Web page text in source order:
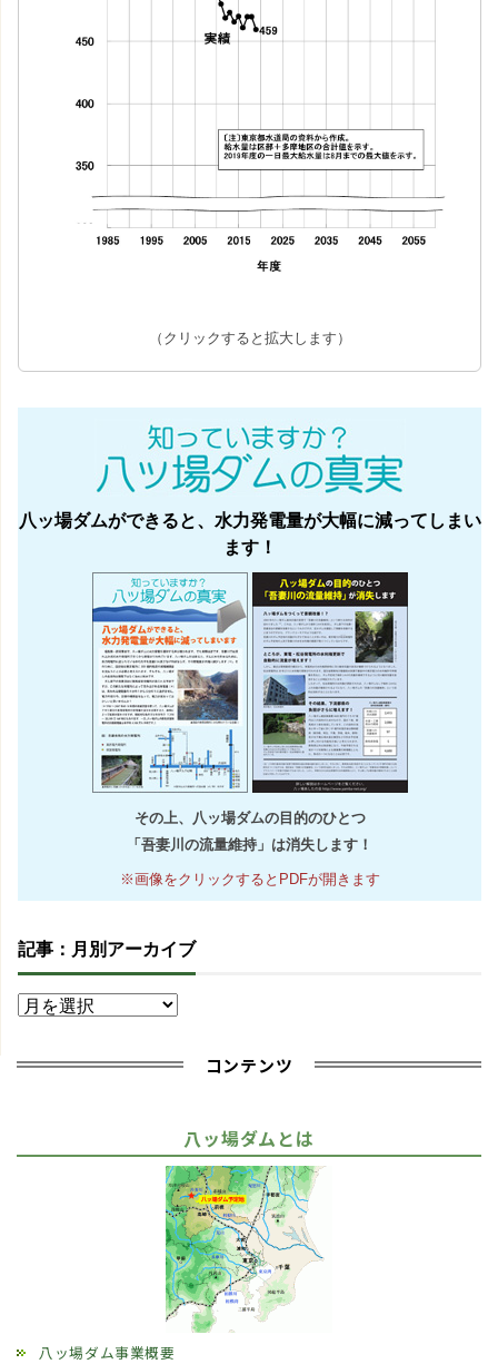
（クリックすると拡大します）
八ッ場ダムができると、水力発電量が大幅に減ってしまい
ます！
その上、八ッ場ダムの目的のひとつ
「吾妻川の流量維持」は消失します！
※画像をクリックするとPDFが開きます
記事：月別アーカイブ
コンテンツ
八ッ場ダムとは
八ッ場ダム事業概要